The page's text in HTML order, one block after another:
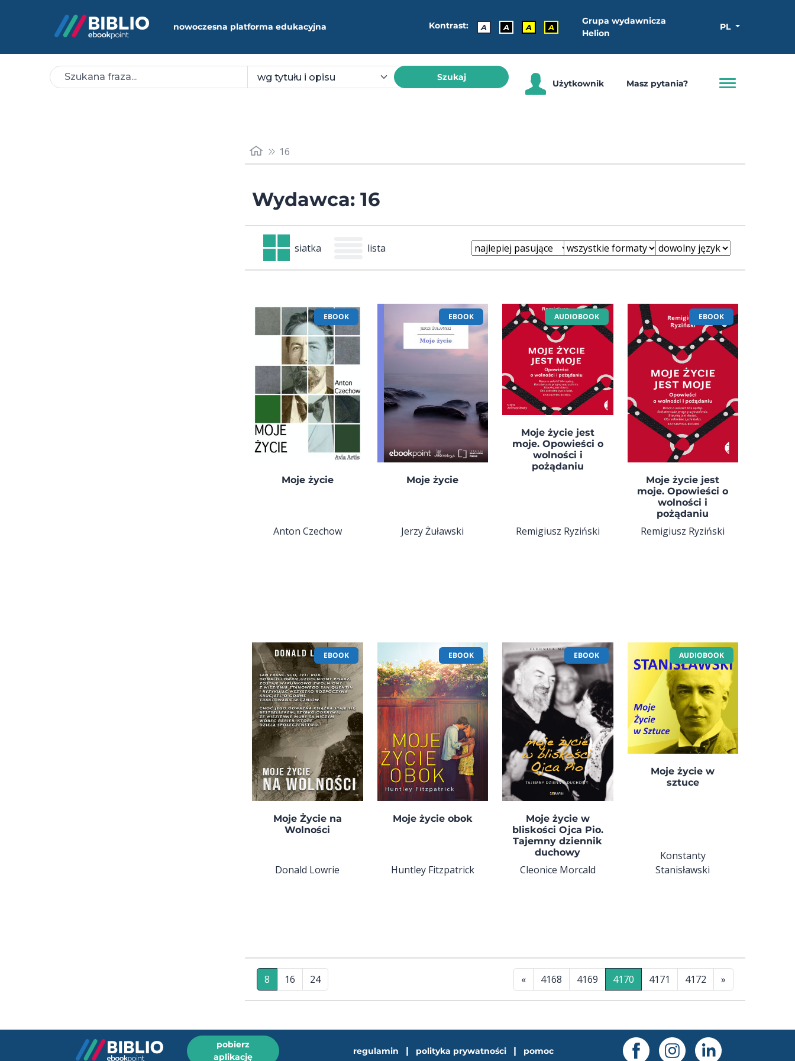
nowoczesna platforma edukacyjna Kontrast: A A A A
Grupa wydawnicza
Helion
PL
Szukaj
Użytkownik Masz pytania?
16
Wydawca: 16
siatka lista
EBOOK
Moje życie
Anton Czechow
EBOOK
Moje życie
Jerzy Żuławski
AUDIOBOOK
Moje życie jest
moje. Opowieści o
wolności i
pożądaniu
Remigiusz Ryziński
EBOOK
Moje życie jest
moje. Opowieści o
wolności i
pożądaniu
Remigiusz Ryziński
EBOOK
Moje Życie na
Wolności
Donald Lowrie
EBOOK
Moje życie obok
Huntley Fitzpatrick
EBOOK
Moje życie w
bliskości Ojca Pio.
Tajemny dziennik
duchowy
Cleonice Morcald
AUDIOBOOK
Moje życie w
sztuce
Konstanty
Stanisławski
8 16 24 « 4168 4169 4170 4171 4172 »
pobierz
aplikację
regulamin | polityka prywatności | pomoc